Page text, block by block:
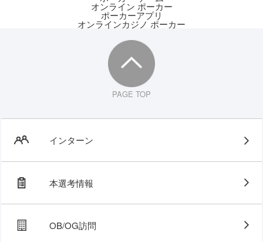
オンライン ポーカー
ポーカーアプリ
オンラインカジノ ポーカー
PAGE TOP
インターン
本選考情報
OB/OG訪問